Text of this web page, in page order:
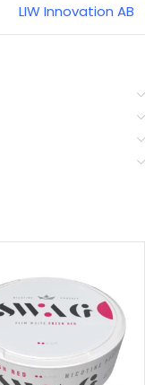
LIW Innovation AB